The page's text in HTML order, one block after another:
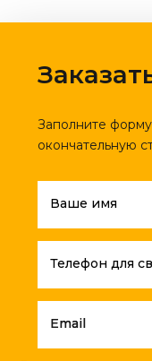
Заполните
окончательную
Ваше имя
Телефон для
Email